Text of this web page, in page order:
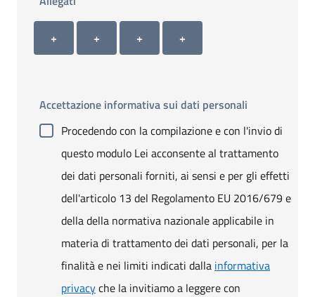
Allegato 1
+
Allegato 2
+
Allegato 3
+
Allegato 4
+
Accettazione informativa sui dati personali
Procedendo con la compilazione e con l'invio di
questo modulo Lei acconsente al trattamento
dei dati personali forniti, ai sensi e per gli effetti
dell'articolo 13 del Regolamento EU 2016/679 e
della della normativa nazionale applicabile in
materia di trattamento dei dati personali, per la
finalità e nei limiti indicati dalla informativa
privacyche la invitiamo a leggere con